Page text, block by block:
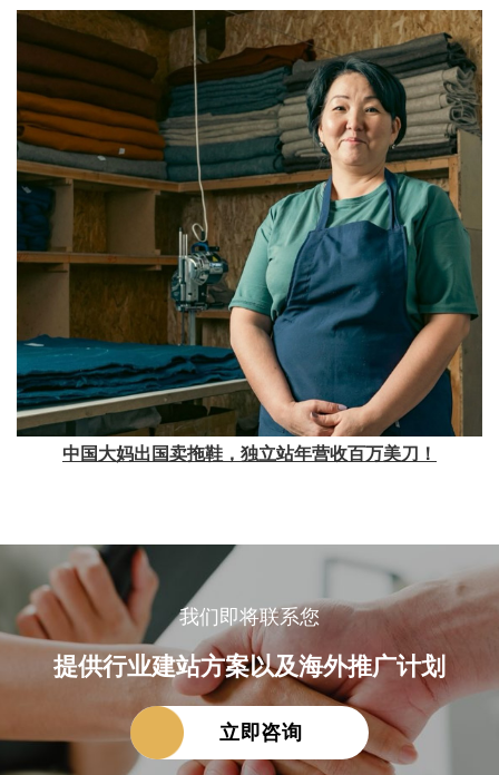
中国大妈出国卖拖鞋，独立站年营收百万美刀！
我们即将联系您
提供行业建站方案以及海外推广计划
立即咨询